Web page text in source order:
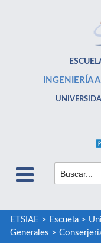
INGENIERÍA
ETSIAE > Escuela>
Generales >